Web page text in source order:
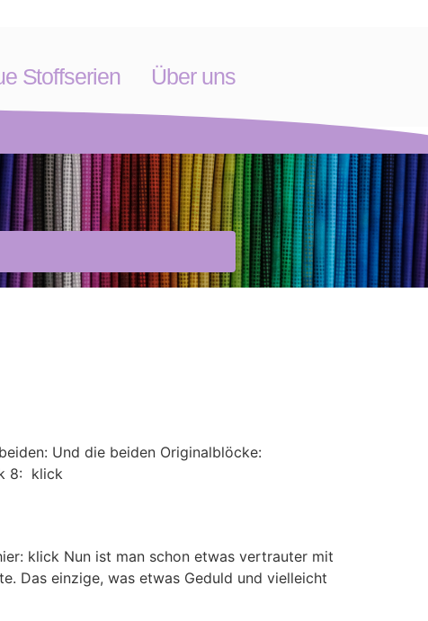
Stoffserien Über uns
Und die beiden Originalblöcke:
8: klick
klick Nun ist man schon etwas vertrauter mit
Das einzige, was etwas Geduld und vielleicht